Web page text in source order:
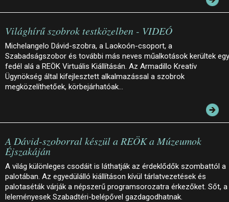
Világhírű szobrok testközelben - VIDEÓ
Michelangelo Dávid-szobra, a Laokoón-csoport, a
Szabadságszobor és további más neves műalkotások kerültek egy
fedél alá a REÖK Virtuális Kiállításán. Az Armadillo Kreatív
Ügynökség által kifejlesztett alkalmazással a szobrok
megközelíthetőek, körbejárhatóak…
A Dávid-szoborral készül a REÖK a Múzeumok
Éjszakáján
A világ különleges csodáit is láthatják az érdeklődők szombattól a
palotában. Az egyedülálló kiállításon kívül tárlatvezetések és
palotaséták várják a népszerű programsorozatra érkezőket. Sőt, a
leleményesek Szabadtéri-belépővel gazdagodhatnak.